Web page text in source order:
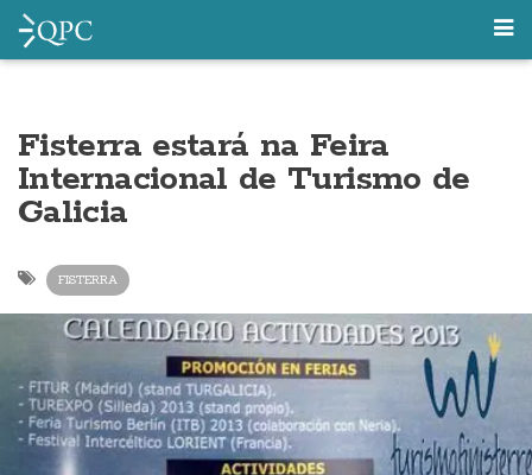
Fisterra estará na Feira
Internacional de Turismo de
Galicia
FISTERRA